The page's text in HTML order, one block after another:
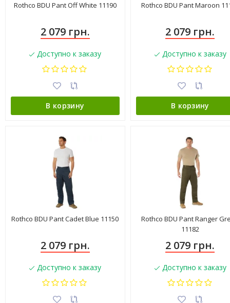
Rothco BDU Pant Off White 11190
2 079 грн.
Доступно к заказу
В корзину
Rothco BDU Pant Maroon
2 079 грн.
Доступно к заказу
В корзину
Rothco BDU Pant Cadet Blue 11150
2 079 грн.
Доступно к заказу
Rothco BDU Pant Ranger
11182
2 079 грн.
Доступно к заказу